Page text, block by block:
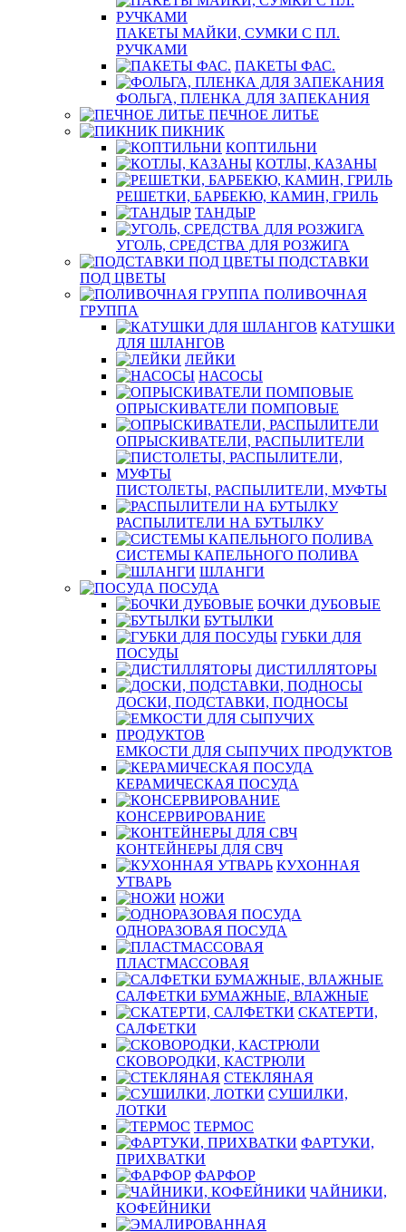
ПАКЕТЫ МАЙКИ, СУМКИ С ПЛ.
РУЧКАМИ
ПАКЕТЫ ФАС.
ФОЛЬГА, ПЛЕНКА ДЛЯ ЗАПЕКАНИЯ
ПЕЧНОЕ ЛИТЬЕ
ПИКНИК
КОПТИЛЬНИ
КОТЛЫ, КАЗАНЫ
РЕШЕТКИ, БАРБЕКЮ, КАМИН, ГРИЛЬ
ТАНДЫР
УГОЛЬ, СРЕДСТВА ДЛЯ РОЗЖИГА
ПОДСТАВКИ
ПОД ЦВЕТЫ
ПОЛИВОЧНАЯ
ГРУППА
КАТУШКИ
ДЛЯ ШЛАНГОВ
ЛЕЙКИ
НАСОСЫ
ОПРЫСКИВАТЕЛИ ПОМПОВЫЕ
ОПРЫСКИВАТЕЛИ, РАСПЫЛИТЕЛИ
ПИСТОЛЕТЫ, РАСПЫЛИТЕЛИ, МУФТЫ
РАСПЫЛИТЕЛИ НА БУТЫЛКУ
СИСТЕМЫ КАПЕЛЬНОГО ПОЛИВА
ШЛАНГИ
ПОСУДА
БОЧКИ ДУБОВЫЕ
БУТЫЛКИ
ГУБКИ ДЛЯ
ПОСУДЫ
ДИСТИЛЛЯТОРЫ
ДОСКИ, ПОДСТАВКИ, ПОДНОСЫ
ЕМКОСТИ ДЛЯ СЫПУЧИХ ПРОДУКТОВ
КЕРАМИЧЕСКАЯ ПОСУДА
КОНСЕРВИРОВАНИЕ
КОНТЕЙНЕРЫ ДЛЯ СВЧ
КУХОННАЯ
УТВАРЬ
НОЖИ
ОДНОРАЗОВАЯ ПОСУДА
ПЛАСТМАССОВАЯ
САЛФЕТКИ БУМАЖНЫЕ, ВЛАЖНЫЕ
СКАТЕРТИ,
САЛФЕТКИ
СКОВОРОДКИ, КАСТРЮЛИ
СТЕКЛЯНАЯ
СУШИЛКИ,
ЛОТКИ
ТЕРМОС
ФАРТУКИ,
ПРИХВАТКИ
ФАРФОР
ЧАЙНИКИ,
КОФЕЙНИКИ